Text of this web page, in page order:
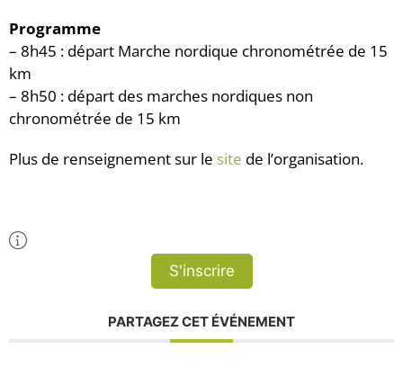
Programme
– 8h45 : départ Marche nordique chronométrée de 15
km
– 8h50 : départ des marches nordiques non
chronométrée de 15 km
Plus de renseignement sur le site de l’organisation.
S'inscrire
PARTAGEZ CET ÉVÉNEMENT